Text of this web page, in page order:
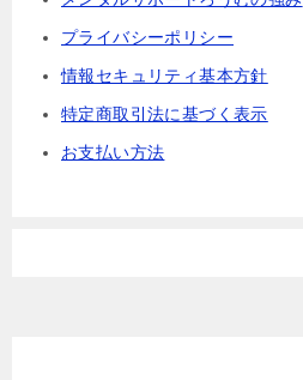
プライバシーポリシー
情報セキュリティ基本方針
特定商取引法に基づく表示
お支払い方法